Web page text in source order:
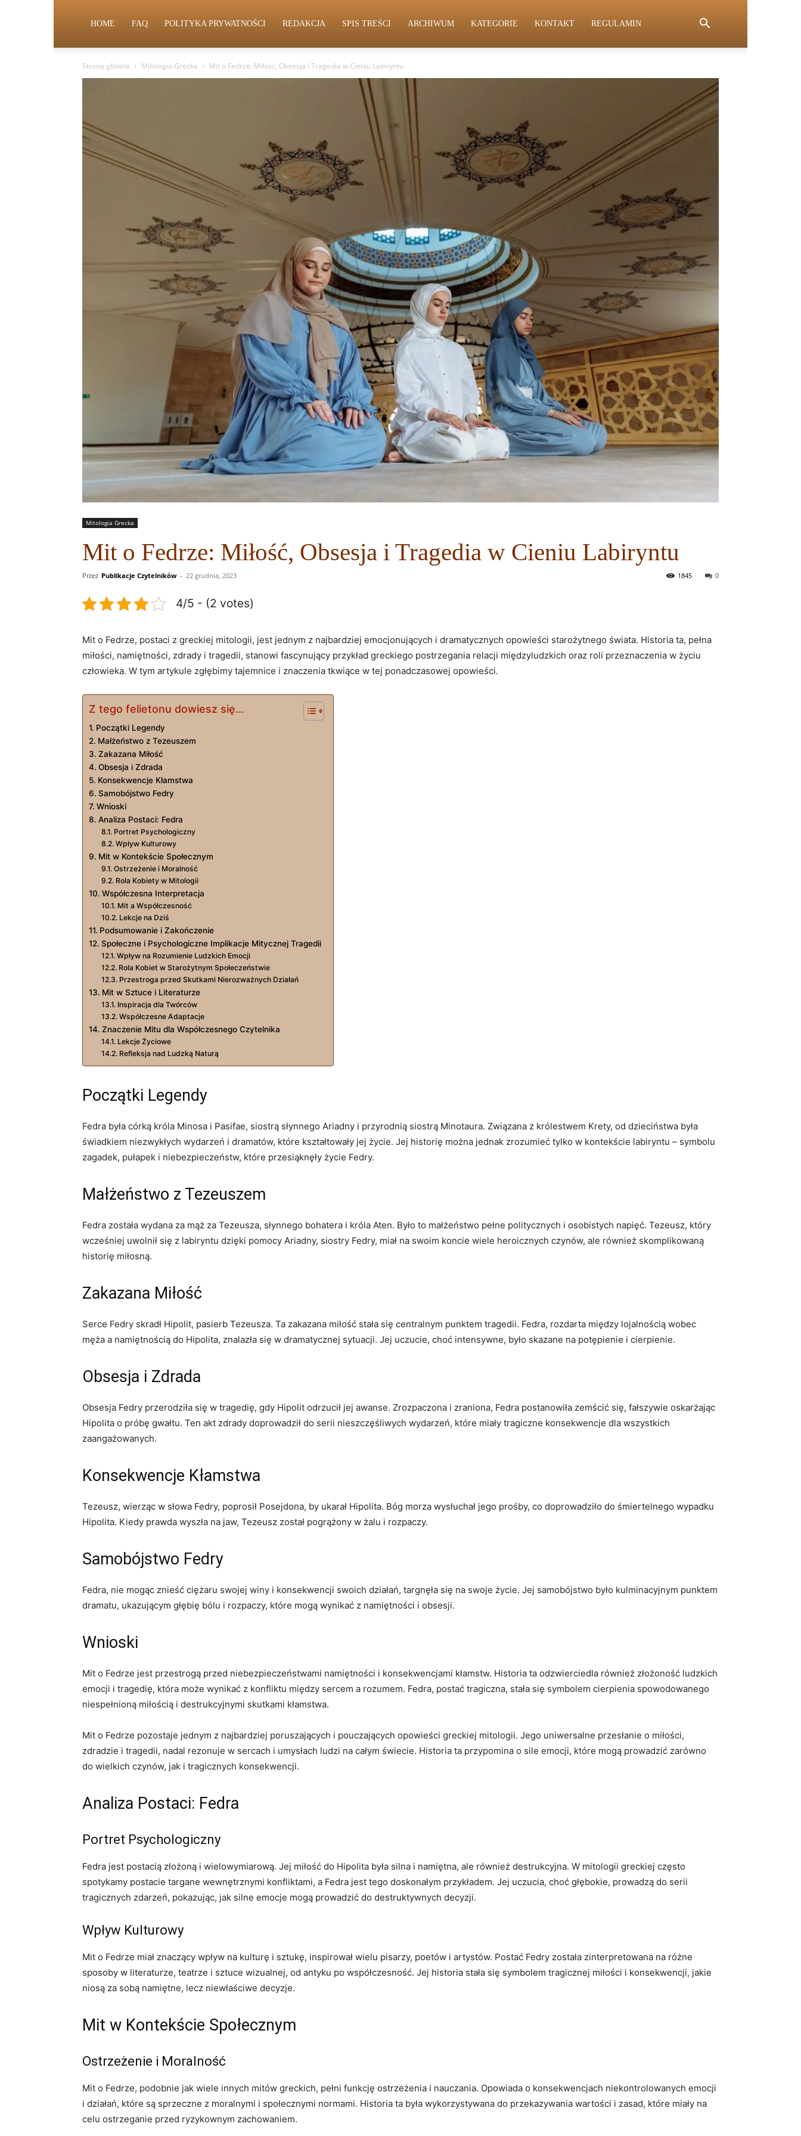
HOME FAQ POLITYKA PRYWATNOŚCI REDAKCJA SPIS TREŚCI ARCHIWUM KATEGORIE KONTAKT REGULAMIN
Strona główna Mitologia Grecka Mit o Fedrze: Miłość, Obsesja i Tragedia w Cieniu Labiryntu
Mitologia Grecka
Mit o Fedrze: Miłość, Obsesja i Tragedia w Cieniu Labiryntu
Przez Publikacje Czytelników - 22 grudnia, 2023 0
1845
4/5 - (2 votes)
Mit o Fedrze, postaci z greckiej mitologii, jest jednym z najbardziej emocjonujących i dramatycznych opowieści starożytnego świata. Historia ta, pełna
miłości, namiętności, zdrady i tragedii, stanowi fascynujący przykład greckiego postrzegania relacji międzyludzkich oraz roli przeznaczenia w życiu
człowieka. W tym artykule zgłębimy tajemnice i znaczenia tkwiące w tej ponadczasowej opowieści.
Z tego felietonu dowiesz się...
Początki Legendy
Małżeństwo z Tezeuszem
Zakazana Miłość
Obsesja i Zdrada
Konsekwencje Kłamstwa
Samobójstwo Fedry
Wnioski
Analiza Postaci: Fedra
Portret Psychologiczny
Wpływ Kulturowy
Mit w Kontekście Społecznym
Ostrzeżenie i Moralność
Rola Kobiety w Mitologii
Współczesna Interpretacja
Mit a Współczesność
Lekcje na Dziś
Podsumowanie i Zakończenie
Społeczne i Psychologiczne Implikacje Mitycznej Tragedii
Wpływ na Rozumienie Ludzkich Emocji
Rola Kobiet w Starożytnym Społeczeństwie
Przestroga przed Skutkami Nierozważnych Działań
Mit w Sztuce i Literaturze
Inspiracja dla Twórców
Współczesne Adaptacje
Znaczenie Mitu dla Współczesnego Czytelnika
Lekcje Życiowe
Refleksja nad Ludzką Naturą
Początki Legendy
Fedra była córką króla Minosa i Pasifae, siostrą słynnego Ariadny i przyrodnią siostrą Minotaura. Związana z królestwem Krety, od dzieciństwa była
świadkiem niezwykłych wydarzeń i dramatów, które kształtowały jej życie. Jej historię można jednak zrozumieć tylko w kontekście labiryntu – symbolu
zagadek, pułapek i niebezpieczeństw, które przesiąknęły życie Fedry.
Małżeństwo z Tezeuszem
Fedra została wydana za mąż za Tezeusza, słynnego bohatera i króla Aten. Było to małżeństwo pełne politycznych i osobistych napięć. Tezeusz, który
wcześniej uwolnił się z labiryntu dzięki pomocy Ariadny, siostry Fedry, miał na swoim koncie wiele heroicznych czynów, ale również skomplikowaną
historię miłosną.
Zakazana Miłość
Serce Fedry skradł Hipolit, pasierb Tezeusza. Ta zakazana miłość stała się centralnym punktem tragedii. Fedra, rozdarta między lojalnością wobec
męża a namiętnością do Hipolita, znalazła się w dramatycznej sytuacji. Jej uczucie, choć intensywne, było skazane na potępienie i cierpienie.
Obsesja i Zdrada
Obsesja Fedry przerodziła się w tragedię, gdy Hipolit odrzucił jej awanse. Zrozpaczona i zraniona, Fedra postanowiła zemścić się, fałszywie oskarżając
Hipolita o próbę gwałtu. Ten akt zdrady doprowadził do serii nieszczęśliwych wydarzeń, które miały tragiczne konsekwencje dla wszystkich
zaangażowanych.
Konsekwencje Kłamstwa
Tezeusz, wierząc w słowa Fedry, poprosił Posejdona, by ukarał Hipolita. Bóg morza wysłuchał jego prośby, co doprowadziło do śmiertelnego wypadku
Hipolita. Kiedy prawda wyszła na jaw, Tezeusz został pogrążony w żalu i rozpaczy.
Samobójstwo Fedry
Fedra, nie mogąc znieść ciężaru swojej winy i konsekwencji swoich działań, targnęła się na swoje życie. Jej samobójstwo było kulminacyjnym punktem
dramatu, ukazującym głębię bólu i rozpaczy, które mogą wynikać z namiętności i obsesji.
Wnioski
Mit o Fedrze jest przestrogą przed niebezpieczeństwami namiętności i konsekwencjami kłamstw. Historia ta odzwierciedla również złożoność ludzkich
emocji i tragedię, która może wynikać z konfliktu między sercem a rozumem. Fedra, postać tragiczna, stała się symbolem cierpienia spowodowanego
niespełnioną miłością i destrukcyjnymi skutkami kłamstwa.
Mit o Fedrze pozostaje jednym z najbardziej poruszających i pouczających opowieści greckiej mitologii. Jego uniwersalne przesłanie o miłości,
zdradzie i tragedii, nadal rezonuje w sercach i umysłach ludzi na całym świecie. Historia ta przypomina o sile emocji, które mogą prowadzić zarówno
do wielkich czynów, jak i tragicznych konsekwencji.
Analiza Postaci: Fedra
Portret Psychologiczny
Fedra jest postacią złożoną i wielowymiarową. Jej miłość do Hipolita była silna i namiętna, ale również destrukcyjna. W mitologii greckiej często
spotykamy postacie targane wewnętrznymi konfliktami, a Fedra jest tego doskonałym przykładem. Jej uczucia, choć głębokie, prowadzą do serii
tragicznych zdarzeń, pokazując, jak silne emocje mogą prowadzić do destruktywnych decyzji.
Wpływ Kulturowy
Mit o Fedrze miał znaczący wpływ na kulturę i sztukę, inspirował wielu pisarzy, poetów i artystów. Postać Fedry została zinterpretowana na różne
sposoby w literaturze, teatrze i sztuce wizualnej, od antyku po współczesność. Jej historia stała się symbolem tragicznej miłości i konsekwencji, jakie
niosą za sobą namiętne, lecz niewłaściwe decyzje.
Mit w Kontekście Społecznym
Ostrzeżenie i Moralność
Mit o Fedrze, podobnie jak wiele innych mitów greckich, pełni funkcję ostrzeżenia i nauczania. Opowiada o konsekwencjach niekontrolowanych emocji
i działań, które są sprzeczne z moralnymi i społecznymi normami. Historia ta była wykorzystywana do przekazywania wartości i zasad, które miały na
celu ostrzeganie przed ryzykownym zachowaniem.